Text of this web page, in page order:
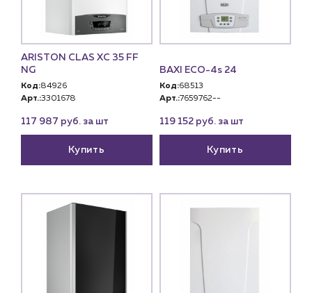
ARISTON CLAS XC 35 FF
NG
Код:84926
Арт.:3301678
117 987 руб. за шт
Купить
BAXI ECO-4s 24
Код:68513
Арт.:7659762--
119 152 руб. за шт
Купить